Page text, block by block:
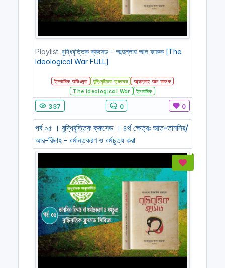
Playlist: বুদ্ধিবৃত্তিক ক্রুসেড - আব্দুল্লাহ আল ফারুক [The
Ideological War FULL]
ইসলামিক অডিওবুক বুদ্ধিবৃত্তিক ক্রুসেড
আব্দুল্লাহ আল ফারুক
The Ideological War
ইসলামিক
337 0 0
পর্ব ০৫ । বুদ্ধিবৃত্তিক ক্রুসেড । ৪র্থ ক্ষেত্রঃ আত-তানসির/
আর-রিদ্দাহ - ধর্মান্তকরণ ও ধর্মচুত্য করা